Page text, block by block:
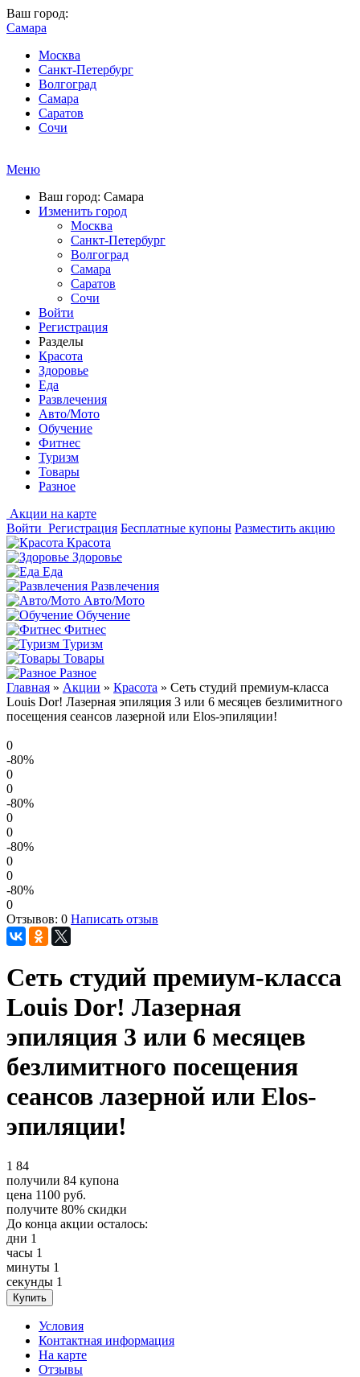
Ваш город:
Самара
Москва
Санкт-Петербург
Волгоград
Самара
Саратов
Сочи
Меню
Ваш город: Самара
Изменить город
Москва
Санкт-Петербург
Волгоград
Самара
Саратов
Сочи
Войти
Регистрация
Разделы
Красота
Здоровье
Еда
Развлечения
Авто/Мото
Обучение
Фитнес
Туризм
Товары
Разное
Акции на карте
Войти Регистрация Бесплатные купоны Разместить акцию
Красота
Здоровье
Еда
Развлечения
Авто/Мото
Обучение
Фитнес
Туризм
Товары
Разное
Главная » Акции » Красота » Сеть студий премиум-класса
Louis Dor! Лазерная эпиляция 3 или 6 месяцев безлимитного
посещения сеансов лазерной или Elos-эпиляции!
0
-80%
0
0
-80%
0
0
-80%
0
0
-80%
0
Отзывов: 0 Написать отзыв
Сеть студий премиум-класса
Louis Dor! Лазерная
эпиляция 3 или 6 месяцев
безлимитного посещения
сеансов лазерной или Elos-
эпиляции!
1 84
получили 84 купона
цена 1100 руб.
получите 80% скидки
До конца акции осталось:
дни 1
часы 1
минуты 1
секунды 1
Условия
Контактная информация
На карте
Отзывы